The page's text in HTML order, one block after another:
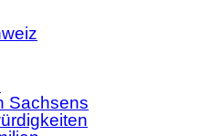
Sachsens